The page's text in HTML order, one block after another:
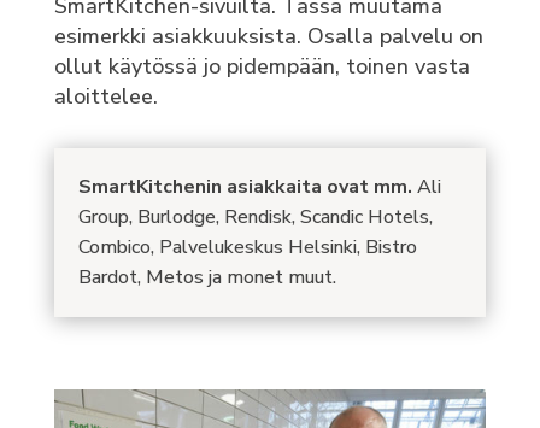
SmartKitchen-sivuilta. Tässä muutama
esimerkki asiakkuuksista. Osalla palvelu on
ollut käytössä jo pidempään, toinen vasta
aloittelee.
SmartKitchenin asiakkaita ovat mm. Ali
Group, Burlodge, Rendisk, Scandic Hotels,
Combico, Palvelukeskus Helsinki, Bistro
Bardot, Metos ja monet muut.